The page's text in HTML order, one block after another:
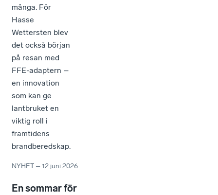
många. För
Hasse
Wettersten blev
det också början
på resan med
FFE-adaptern –
en innovation
som kan ge
lantbruket en
viktig roll i
framtidens
brandberedskap.
NYHET –12 juni 2026
En sommar för